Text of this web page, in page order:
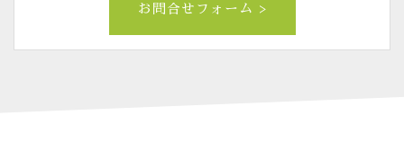
お問合せフォーム >